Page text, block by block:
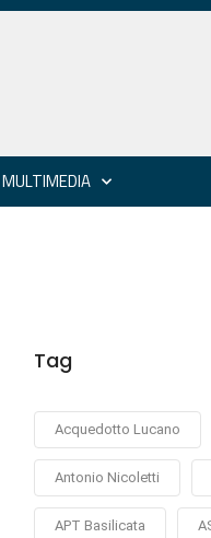
MULTIMEDIA
Tag
Acquedotto Lucano
Antonio Nicoletti
APT Basilicata